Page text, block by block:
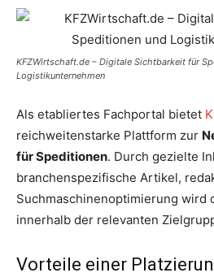
KFZWirtschaft.de – Digitale Sichtbarkeit für
Logistikunternehmen
Als etabliertes Fachportal bietet
reichweitenstarke Plattform zur
für Speditionen. Durch gezielte
branchenspezifische Artikel,
Suchmaschinenoptimierung wird
innerhalb der relevanten
Vorteile einer